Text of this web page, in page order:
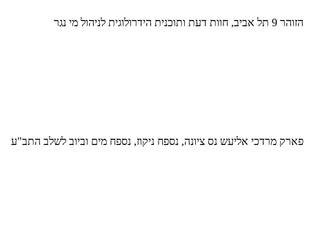
הזוהר 9 תל אביב, חוות דעת ותוכנית הידרולוגית לניהול מי נגר
פארק מרדכי אליעש נס ציונה, נספח ניקוז, נספח מים וביוב לשלב התב"ע